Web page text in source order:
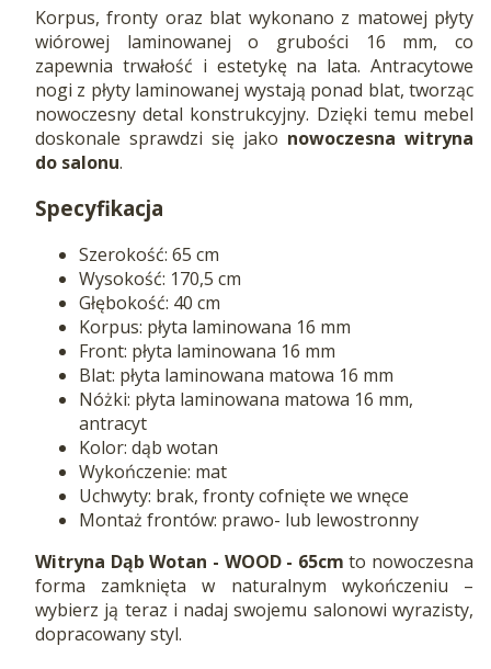
Korpus, fronty oraz blat wykonano z matowej płyty
wiórowej laminowanej o grubości 16 mm, co
zapewnia trwałość i estetykę na lata. Antracytowe
nogi z płyty laminowanej wystają ponad blat, tworząc
nowoczesny detal konstrukcyjny. Dzięki temu mebel
doskonale sprawdzi się jako nowoczesna witryna
do salonu.
Specyfikacja
Szerokość: 65 cm
Wysokość: 170,5 cm
Głębokość: 40 cm
Korpus: płyta laminowana 16 mm
Front: płyta laminowana 16 mm
Blat: płyta laminowana matowa 16 mm
Nóżki: płyta laminowana matowa 16 mm,
antracyt
Kolor: dąb wotan
Wykończenie: mat
Uchwyty: brak, fronty cofnięte we wnęce
Montaż frontów: prawo- lub lewostronny
Witryna Dąb Wotan - WOOD - 65cm to nowoczesna
forma zamknięta w naturalnym wykończeniu –
wybierz ją teraz i nadaj swojemu salonowi wyrazisty,
dopracowany styl.